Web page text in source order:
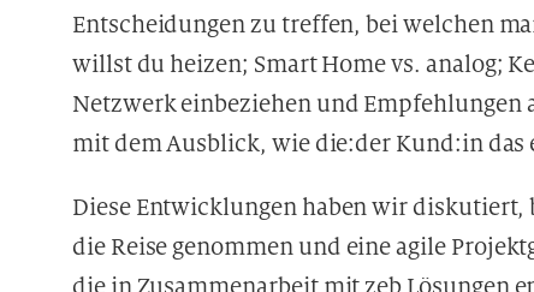
Entscheidungen zu treffen, bei welchen
willst du heizen; Smart Home vs. analog;
Netzwerk einbeziehen und
mit dem Ausblick, wie die:der Kund:in
Diese Entwicklungen haben wir
die Reise genommen und eine agile